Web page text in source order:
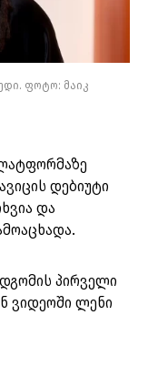
ფოტო: მაიკ
დებიუტი
და
პირველი
ვიდეოში ლენი